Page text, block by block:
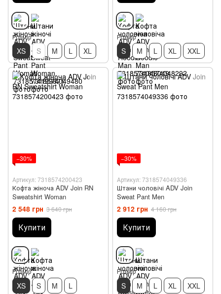
Розмір
XS S M L XL
Розмір
S M L XL XXL
−30%
Артикул: 7318574200423
Кофта жіноча ADV Join RN
Sweatshirt Woman
2 548 грн 3 640 грн
Купити
Розмір
XS S M L
−30%
Артикул: 7318574049336
Штани чоловічі ADV Join
Sweat Pant Men
2 912 грн 4 160 грн
Купити
Розмір
S M L XL XXL